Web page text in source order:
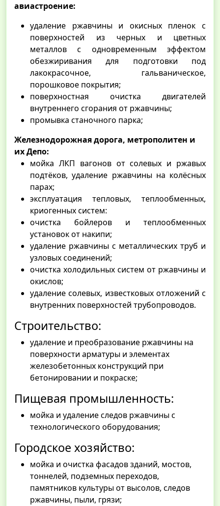
авиастроение:
удаление ржавчины и окисных пленок с
поверхностей из черных и цветных
металлов с одновременным эффектом
обезжиривания для подготовки под
лакокрасочное, гальваническое,
порошковое покрытия;
поверхностная очистка двигателей
внутреннего сгорания от ржавчины;
промывка станочного парка;
Железнодорожная дорога, метрополитен и
их Депо:
мойка ЛКП вагонов от солевых и ржавых
подтёков, удаление ржавчины на колёсных
парах;
эксплуатация тепловых, теплообменных,
криогенных систем:
очистка бойлеров и теплообменных
установок от накипи;
удаление ржавчины с металлических труб и
узловых соединений;
очистка холодильных систем от ржавчины и
окислов;
удаление солевых, известковых отложений с
внутренних поверхностей трубопроводов.
Строительство:
удаление и преобразование ржавчины на
поверхности арматуры и элементах
железобетонных конструкций при
бетонировании и покраске;
Пищевая промышленность:
мойка и удаление следов ржавчины c
технологического оборудования;
Городское хозяйство:
мойка и очистка фасадов зданий, мостов,
тоннелей, подземных переходов,
памятников культуры от высолов, следов
ржавчины, пыли, грязи;